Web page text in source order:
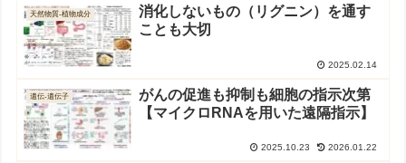
天然物質-植物成分
消化しないもの（リグニン）を通す
ことも大切
2025.02.14
遺伝-遺伝子
がんの促進も抑制も細胞の指示次第
【マイクロRNAを用いた遠隔指示】
2025.10.23 2026.01.22